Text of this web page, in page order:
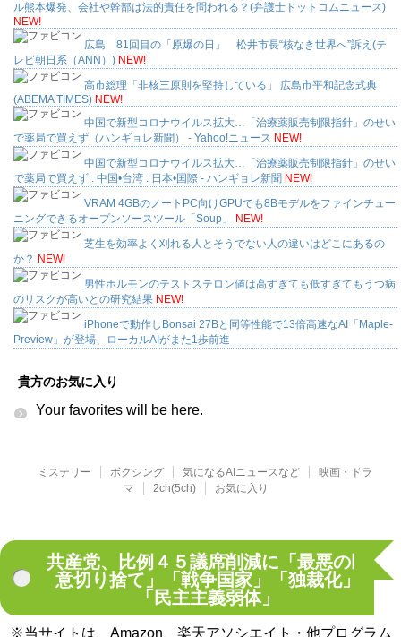
ル熊本爆発、会社や幹部は法的責任を問われる？(弁護士ドットコムニュース)
NEW!
広島 81回目の「原爆の日」 松井市長“核なき世界へ”訴え(テ
レビ朝日系（ANN）) NEW!
高市総理「非核三原則を堅持している」 広島市平和記念式典
(ABEMA TIMES) NEW!
中国で新型コロナウイルス拡大…「治療薬販売制限指針」のせい
で薬局で買えず（ハンギョレ新聞） - Yahoo!ニュース NEW!
中国で新型コロナウイルス拡大…「治療薬販売制限指針」のせい
で薬局で買えず : 中国•台湾 : 日本•国際 - ハンギョレ新聞 NEW!
VRAM 4GBのノートPC向けGPUでも8Bモデルをファインチュー
ニングできるオープンソースツール「Soup」
NEW!
芝生を効率よく刈れる人とそうでない人の違いはどこにあるの
か？ NEW!
男性ホルモンのテストステロン値は高すぎても低すぎてもうつ病
のリスクが高いとの研究結果 NEW!
iPhoneで動作しBonsai 27Bと同等性能で13倍高速なAI「Maple-
Preview」が登場、ローカルAIがまた1歩前進
貴方のお気に入り
Your favorites will be here.
ミステリー ボクシング 気になるAIニュースなど
映画・ドラ
マ
2ch(5ch) お気に入り
共産党、比例４５議席削減に「最悪の民
意切り捨て」「戦争国家」「独裁化」
「民主主義弱体」
※当サイトは、Amazon、楽天アソシエイト・他プログラム